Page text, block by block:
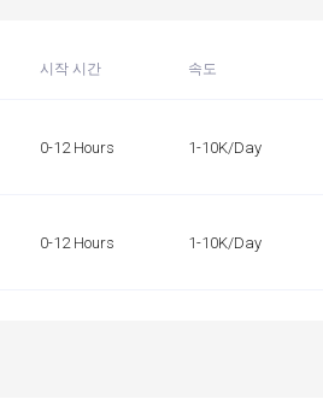
시작 시간 속도
0-12 Hours 1-10K/Day
0-12 Hours 1-10K/Day